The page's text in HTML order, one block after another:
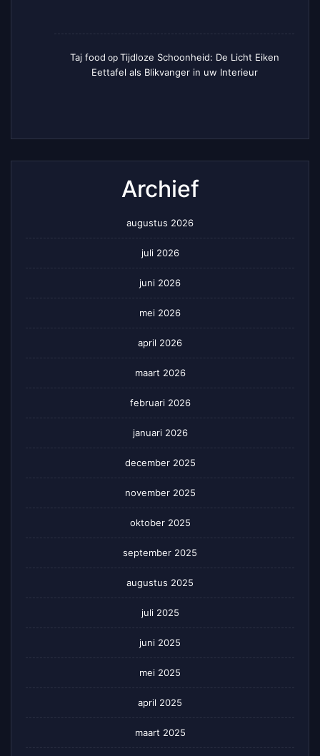
Taj food op Tijdloze Schoonheid: De Licht Eiken
Eettafel als Blikvanger in uw Interieur
Archief
augustus 2026
juli 2026
juni 2026
mei 2026
april 2026
maart 2026
februari 2026
januari 2026
december 2025
november 2025
oktober 2025
september 2025
augustus 2025
juli 2025
juni 2025
mei 2025
april 2025
maart 2025